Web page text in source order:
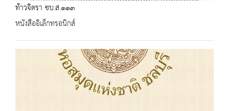
ท้าวจิตรา ชบ.ส.๑๑๓
หนังสืออิเล็กทรอนิกส์